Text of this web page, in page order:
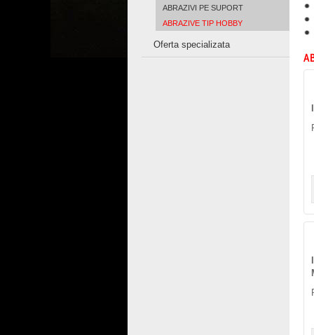
ABRAZIVI PE SUPORT
ABRAZIVE TIP HOBBY
Oferta specializata